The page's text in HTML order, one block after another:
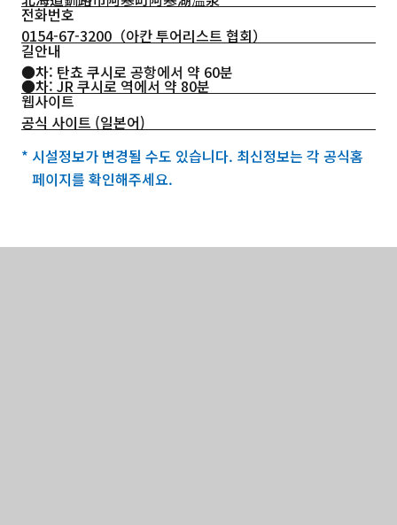
전화번호
0154-67-3200 （아칸 투어리스트 협회）
길안내
●차: 탄쵸 쿠시로 공항에서 약 60분
●차: JR 쿠시로 역에서 약 80분
웹사이트
공식 사이트 (일본어)
* 시설정보가 변경될 수도 있습니다. 최신정보는 각 공식홈
페이지를 확인해주세요.